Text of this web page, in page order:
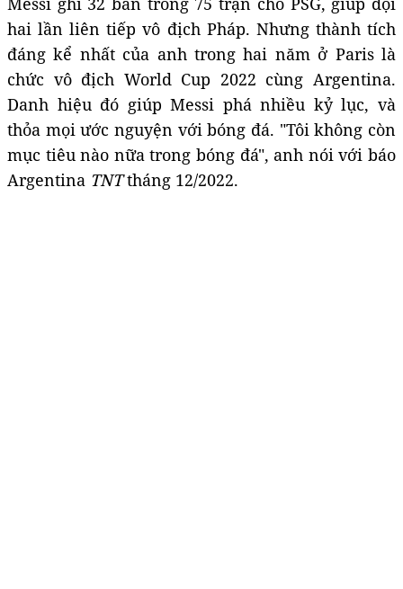
hai lần liên tiếp vô địch Pháp. Nhưng thành tích
đáng kể nhất của anh trong hai năm ở Paris là
chức vô địch World Cup 2022 cùng Argentina.
Danh hiệu đó giúp Messi phá nhiều kỷ lục, và
thỏa mọi ước nguyện với bóng đá. "Tôi không còn
mục tiêu nào nữa trong bóng đá", anh nói với báo
Argentina TNTtháng 12/2022.